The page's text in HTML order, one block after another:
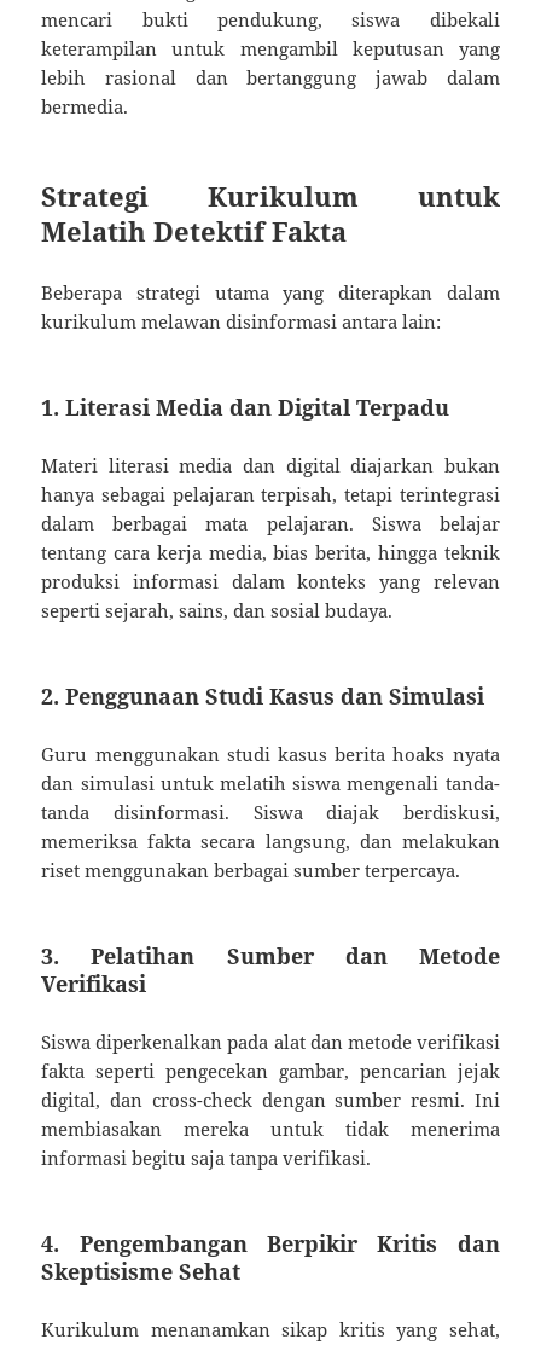
mencari bukti pendukung, siswa dibekali
keterampilan untuk mengambil keputusan yang
lebih rasional dan bertanggung jawab dalam
bermedia.
Strategi Kurikulum untuk
Melatih Detektif Fakta
Beberapa strategi utama yang diterapkan dalam
kurikulum melawan disinformasi antara lain:
1. Literasi Media dan Digital Terpadu
Materi literasi media dan digital diajarkan bukan
hanya sebagai pelajaran terpisah, tetapi terintegrasi
dalam berbagai mata pelajaran. Siswa belajar
tentang cara kerja media, bias berita, hingga teknik
produksi informasi dalam konteks yang relevan
seperti sejarah, sains, dan sosial budaya.
2. Penggunaan Studi Kasus dan Simulasi
Guru menggunakan studi kasus berita hoaks nyata
dan simulasi untuk melatih siswa mengenali tanda-
tanda disinformasi. Siswa diajak berdiskusi,
memeriksa fakta secara langsung, dan melakukan
riset menggunakan berbagai sumber terpercaya.
3. Pelatihan Sumber dan Metode
Verifikasi
Siswa diperkenalkan pada alat dan metode verifikasi
fakta seperti pengecekan gambar, pencarian jejak
digital, dan cross-check dengan sumber resmi. Ini
membiasakan mereka untuk tidak menerima
informasi begitu saja tanpa verifikasi.
4. Pengembangan Berpikir Kritis dan
Skeptisisme Sehat
Kurikulum menanamkan sikap kritis yang sehat,